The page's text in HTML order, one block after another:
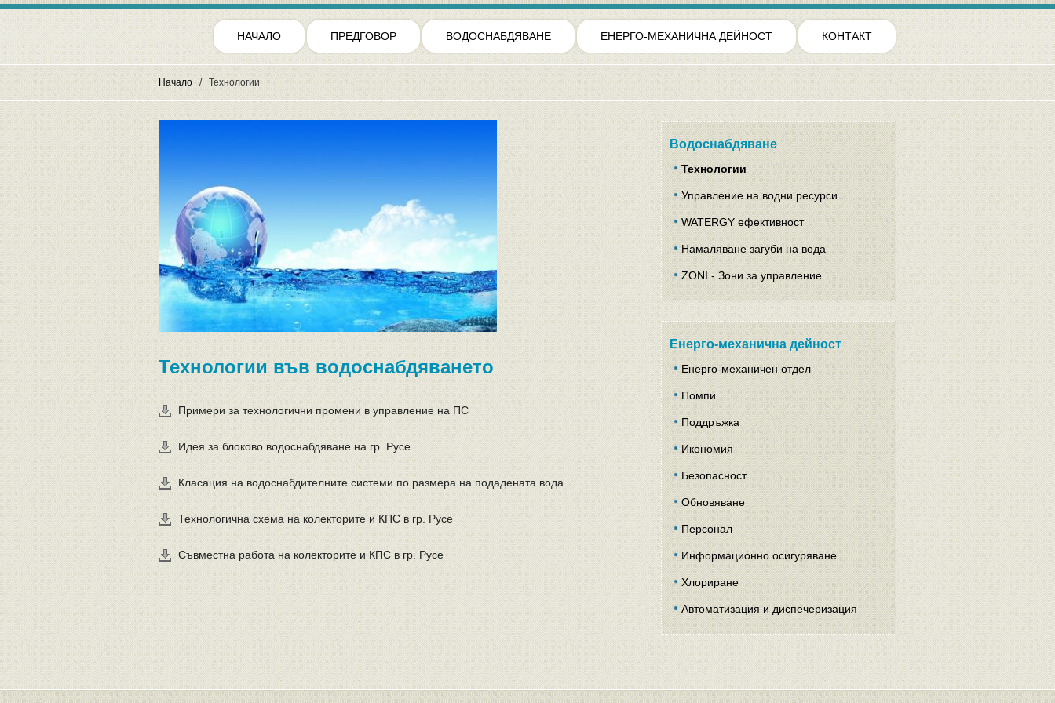
НАЧАЛО ПРЕДГОВОР ВОДОСНАБДЯВАНЕ ЕНЕРГО-МЕХАНИЧНА ДЕЙНОСТ КОНТАКТ
Начало Технологии
Технологии във водоснабдяването
Примери за технологични промени в управление на ПС
Идея за блоково водоснабдяване на гр. Русе
Класация на водоснабдителните системи по размера на подадената вода
Технологична схема на колекторите и КПС в гр. Русе
Съвместна работа на колекторите и КПС в гр. Русе
Водоснабдяване
Технологии
Управление на водни ресурси
WATERGY ефективност
Намаляване загуби на вода
ZONI - Зони за управление
Енерго-механична дейност
Енерго-механичен отдел
Помпи
Поддръжка
Икономия
Безопасност
Обновяване
Персонал
Информационно осигуряване
Хлориране
Автоматизация и диспечеризация